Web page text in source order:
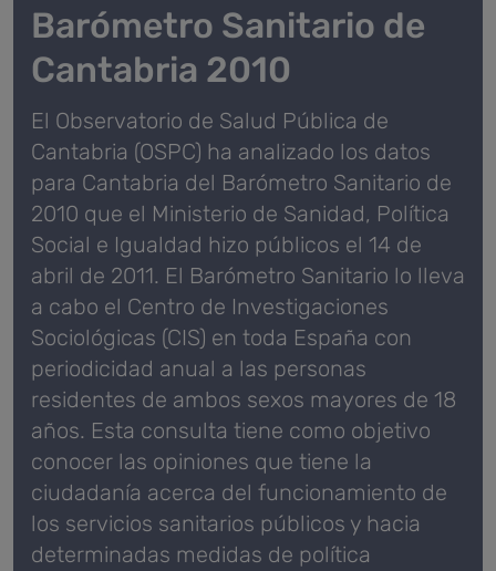
Barómetro Sanitario de
Cantabria 2010
El Observatorio de Salud Pública de
Cantabria (OSPC) ha analizado los datos
para Cantabria del Barómetro Sanitario de
2010 que el Ministerio de Sanidad, Política
Social e Igualdad hizo públicos el 14 de
abril de 2011. El Barómetro Sanitario lo lleva
a cabo el Centro de Investigaciones
Sociológicas (CIS) en toda España con
periodicidad anual a las personas
residentes de ambos sexos mayores de 18
años. Esta consulta tiene como objetivo
conocer las opiniones que tiene la
ciudadanía acerca del funcionamiento de
los servicios sanitarios públicos y hacia
determinadas medidas de política